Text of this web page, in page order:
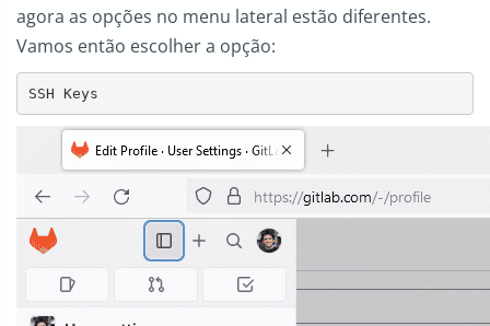
agora as opções no menu lateral estão diferentes.
Vamos então escolher a opção:
SSH Keys